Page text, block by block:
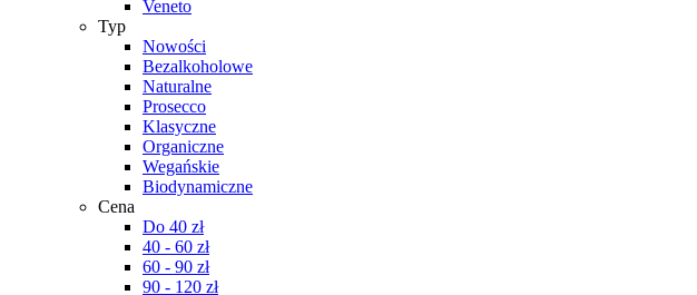
Veneto
Typ
Nowości
Bezalkoholowe
Naturalne
Prosecco
Klasyczne
Organiczne
Wegańskie
Biodynamiczne
Cena
Do 40 zł
40 - 60 zł
60 - 90 zł
90 - 120 zł